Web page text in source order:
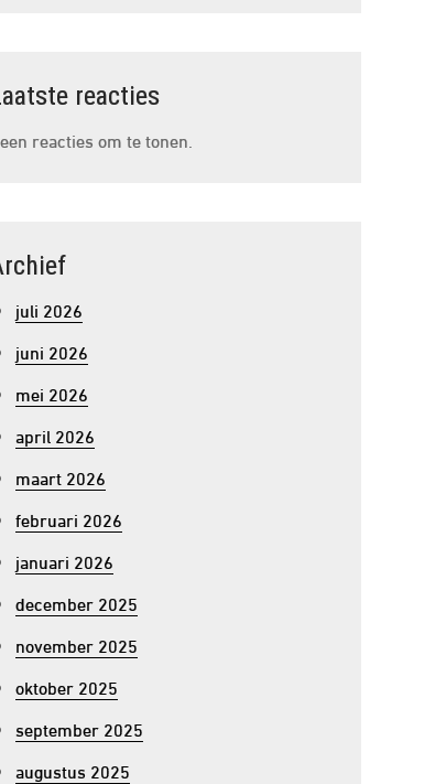
reacties
reacties om te tonen.
juli 2026
juni 2026
mei 2026
april 2026
maart 2026
februari 2026
januari 2026
december 2025
november 2025
oktober 2025
september 2025
augustus 2025